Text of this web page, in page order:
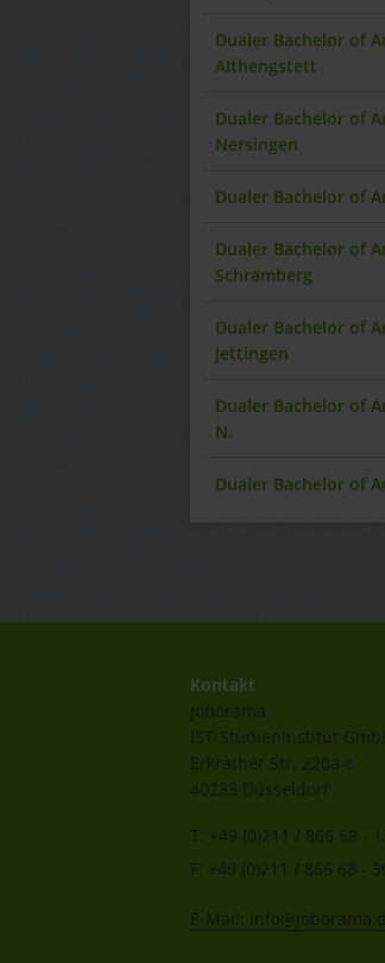
Dualer Bachelor of
Althengstett
Dualer Bachelor of
Nersingen
Dualer Bachelor of
Dualer Bachelor of
Schramberg
Dualer Bachelor of
Jettingen
Dualer Bachelor of
N.
Dualer Bachelor of
Kontakt
Joborama
IST-Studieninstitut
Erkrather Str. 220a-c
40233 Düsseldorf
T: +49 (0)211 / 866 68 -
F: +49 (0)211 / 866 68 -
E-Mail: